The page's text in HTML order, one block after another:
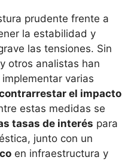
prudente frente a
la estabilidad y
las tensiones. Sin
y otros analistas han
varias
el impacto
estas medidas se
tasas de interés para
junto con un
en infraestructura y